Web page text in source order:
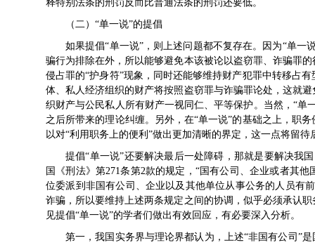
释特别法条的刑罚反而比普通法条的刑罚还要低。
（二）“单一说”的提倡
如果提倡“单一说”，则上述问题都不复存在。因为“单
骗行为排除在外，所以能够避免本该被论以盗窃罪、诈骗罪
侵占罪的“护身符”现象，同时还能够维持财产犯罪中转移占
体、私人经济组织的财产将按照盗窃罪与诈骗罪论处，这就
织财产与公民私人所有财产一视同仁、平等保护。当然，“
之后所带来的理论纠缠。另外，在“单一说”的基础之上，职
以对“利用职务上的便利”做出更加清晰的界定，这一点将留
提倡“单一说”还要解决最后一处障碍，那就是要解决我
国《刑法》第271条第2款的规定，“国有公司、企业或者其
位委派到非国有公司、企业以及其他单位从事公务的人员有
诈骗，所以要维持上述两条规定之间的协调，似乎必须承认
见提倡“单一说”的学者们做出有效回应，有必要深入分析。
第一，我国实务界与理论界都认为，上述“非国有公司”